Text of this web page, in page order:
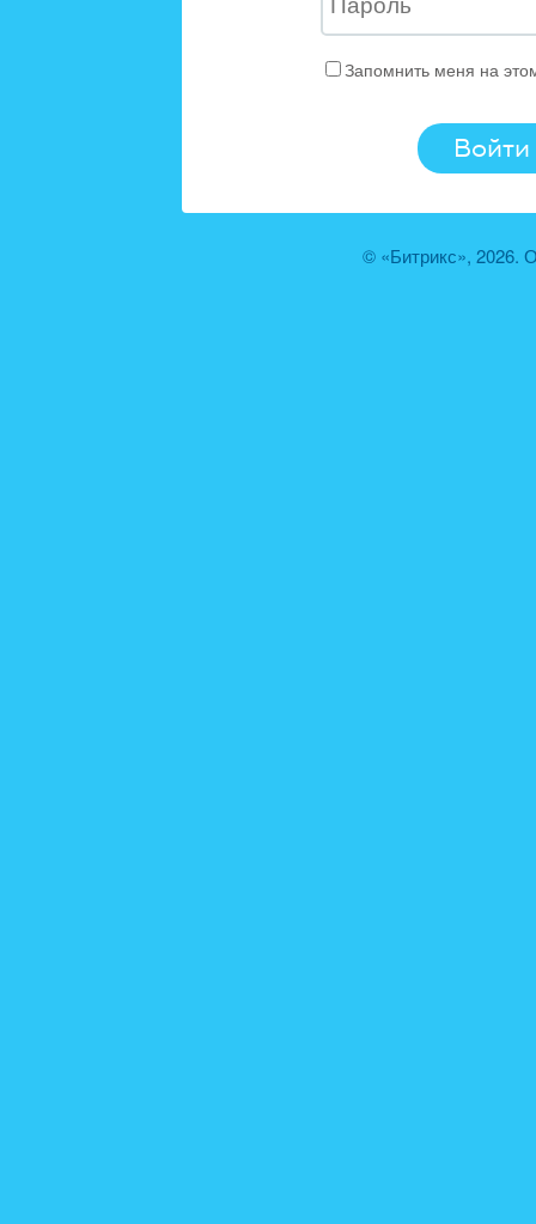
Запомнить меня на
© «Битрикс», 2026.